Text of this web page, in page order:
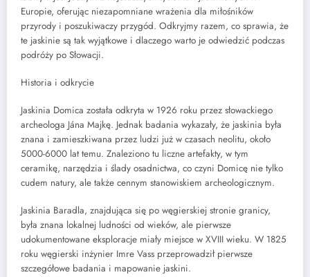
Europie, oferując niezapomniane wrażenia dla miłośników
przyrody i poszukiwaczy przygód. Odkryjmy razem, co sprawia, że
te jaskinie są tak wyjątkowe i dlaczego warto je odwiedzić podczas
podróży po Słowacji.
Historia i odkrycie
Jaskinia Domica została odkryta w 1926 roku przez słowackiego
archeologa Jána Majkę. Jednak badania wykazały, że jaskinia była
znana i zamieszkiwana przez ludzi już w czasach neolitu, około
5000-6000 lat temu. Znaleziono tu liczne artefakty, w tym
ceramikę, narzędzia i ślady osadnictwa, co czyni Domicę nie tylko
cudem natury, ale także cennym stanowiskiem archeologicznym.
Jaskinia Baradla, znajdująca się po węgierskiej stronie granicy,
była znana lokalnej ludności od wieków, ale pierwsze
udokumentowane eksploracje miały miejsce w XVIII wieku. W 1825
roku węgierski inżynier Imre Vass przeprowadził pierwsze
szczegółowe badania i mapowanie jaskini.